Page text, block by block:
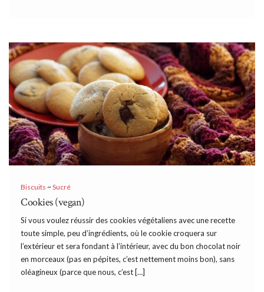
Biscuits ~Sucré
Cookies (vegan)
Si vous voulez réussir des cookies végétaliens avec une recette
toute simple, peu d’ingrédients, où le cookie croquera sur
l’extérieur et sera fondant à l’intérieur, avec du bon chocolat noir
en morceaux (pas en pépites, c’est nettement moins bon), sans
oléagineux (parce que nous, c’est […]